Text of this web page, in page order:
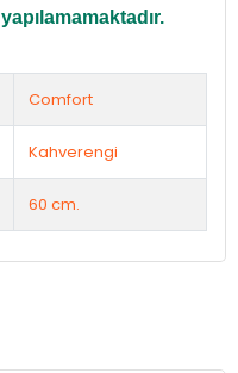
yapılamamaktadır.
Comfort
Kahverengi
60 cm.